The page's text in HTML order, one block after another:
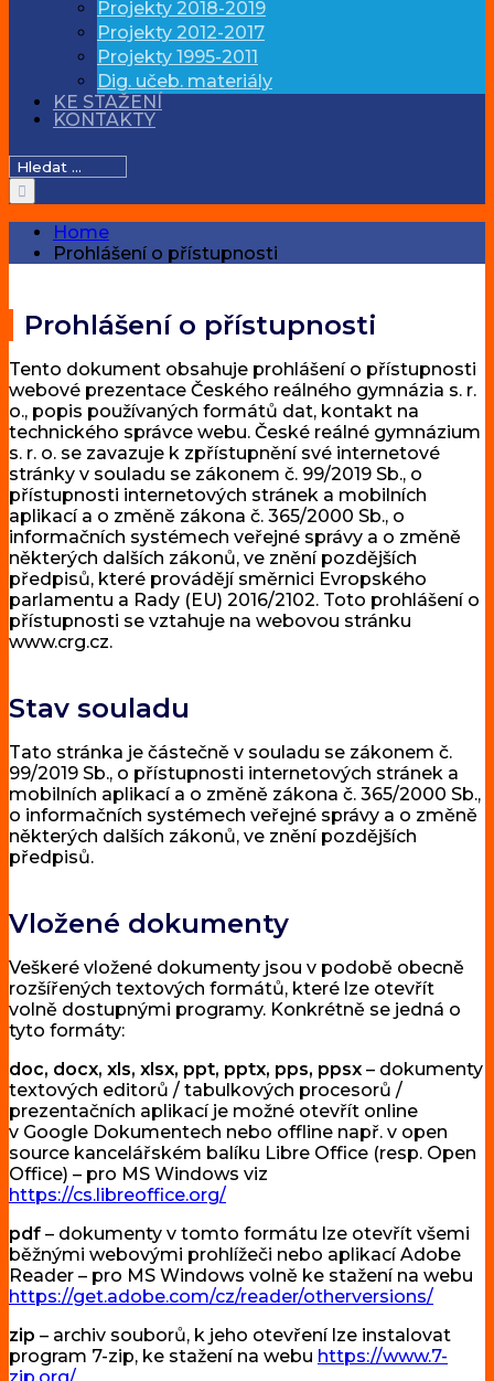
Projekty 2018-2019
Projekty 2012-2017
Projekty 1995-2011
Dig. učeb. materiály
KE STAŽENÍ
KONTAKTY
Hledat:
Home
Prohlášení o přístupnosti
Prohlášení o přístupnosti
Tento dokument obsahuje prohlášení o přístupnosti
webové prezentace Českého reálného gymnázia s. r.
o., popis používaných formátů dat, kontakt na
technického správce webu. České reálné gymnázium
s. r. o. se zavazuje k zpřístupnění své internetové
stránky v souladu se zákonem č. 99/2019 Sb., o
přístupnosti internetových stránek a mobilních
aplikací a o změně zákona č. 365/2000 Sb., o
informačních systémech veřejné správy a o změně
některých dalších zákonů, ve znění pozdějších
předpisů, které provádějí směrnici Evropského
parlamentu a Rady (EU) 2016/2102. Toto prohlášení o
přístupnosti se vztahuje na webovou stránku
www.crg.cz.
Stav souladu
Tato stránka je částečně v souladu se zákonem č.
99/2019 Sb., o přístupnosti internetových stránek a
mobilních aplikací a o změně zákona č. 365/2000 Sb.,
o informačních systémech veřejné správy a o změně
některých dalších zákonů, ve znění pozdějších
předpisů.
Vložené dokumenty
Veškeré vložené dokumenty jsou v podobě obecně
rozšířených textových formátů, které lze otevřít
volně dostupnými programy. Konkrétně se jedná o
tyto formáty:
doc, docx, xls, xlsx, ppt, pptx, pps, ppsx – dokumenty
textových editorů / tabulkových procesorů /
prezentačních aplikací je možné otevřít online
v Google Dokumentech nebo offline např. v open
source kancelářském balíku Libre Office (resp. Open
Office) – pro MS Windows viz
https://cs.libreoffice.org/
pdf – dokumenty v tomto formátu lze otevřít všemi
běžnými webovými prohlížeči nebo aplikací Adobe
Reader – pro MS Windows volně ke stažení na webu
https://get.adobe.com/cz/reader/otherversions/
zip – archiv souborů, k jeho otevření lze instalovat
program 7-zip, ke stažení na webu https://www.7-